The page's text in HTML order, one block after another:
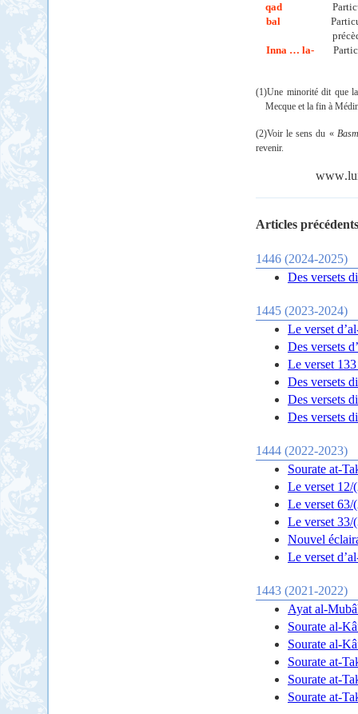
qad
bal
Inna … la-
(1)Une minorité dit que
Mecque et la fin à
(2)Voir le sens du «
revenir.
www.
Articles
1446 (2024-2025)
Des versets
1445 (2023-2024)
Le verset
Des versets
Le verset
Des versets
Des versets
Des versets
1444 (2022-2023)
Le verset 12/
Le verset 63/
Le verset 33/
Nouvel
Le verset
1443 (2021-2022)
Sourate al-
Sourate al-
Sourate at-